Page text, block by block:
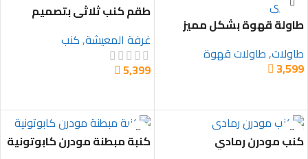
طاولة قهوة بشكل مميز
طاولات,طاولات قهوة
 3,599
طقم كنب ثلاثي بتصميم
غرفة المعيشة,كنب
 5,399
كنب مودرن رمادي
كنبة مبطنة مودرن كابوتونية